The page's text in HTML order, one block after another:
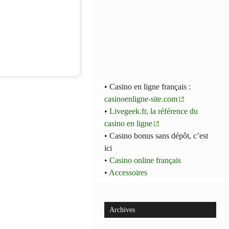
• Casino en ligne français :
casinoenligne-site.com
•Livegeek.fr, la référence du
casino en ligne
• Casino bonus sans dépôt, c’est
ici
•Casino online français
• Accessoires
Archives